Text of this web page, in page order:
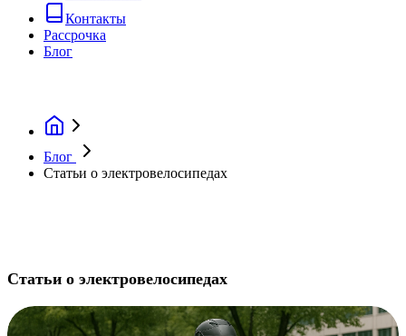
Контакты
Рассрочка
Блог
Блог
Статьи о электровелосипедах
Статьи о электровелосипедах